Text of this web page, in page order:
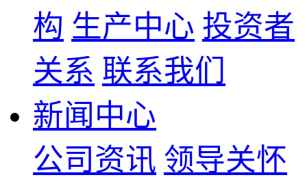
构 生产中心 投资者
关系 联系我们
新闻中心
公司资讯 领导关怀